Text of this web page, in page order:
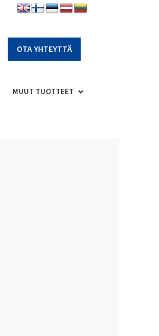
OTA YHTEYTTÄ
MUUT TUOTTEET